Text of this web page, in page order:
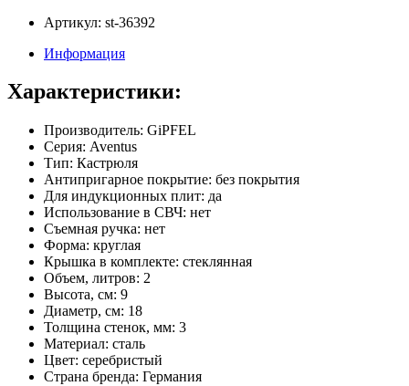
Артикул: st-36392
Информация
Характеристики:
Производитель: GiPFEL
Серия: Aventus
Тип: Кастрюля
Антипригарное покрытие: без покрытия
Для индукционных плит: да
Использование в СВЧ: нет
Съемная ручка: нет
Форма: круглая
Крышка в комплекте: стеклянная
Объем, литров: 2
Высота, см: 9
Диаметр, см: 18
Толщина стенок, мм: 3
Материал: сталь
Цвет: серебристый
Страна бренда: Германия